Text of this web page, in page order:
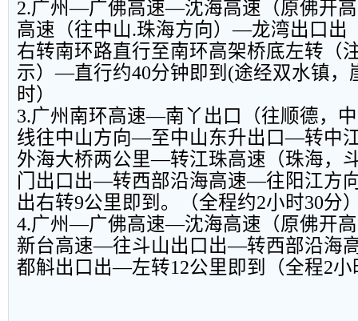
2.广州—广佛高速—沈海高速（原佛开
高速（往中山.珠海方向）—龙湾出口
右转南环路直行至南环高架桥底左转（
示）—直行约40分钟即到(途经双水镇，
时）
3.广州南环高速—南丫出口（往顺德，
线往中山方向—至中山东升出口—转中
外海大桥两公里—转江珠高速（珠海，
门出口出—转西部沿海高速—往阳江方
出右转9公里即到。（全程约2小时30分
4.广州—广佛高速—沈海高速（原佛开
新台高速—往斗山出口出—转西部沿海
都斛出口出—左转12公里即到（全程2小